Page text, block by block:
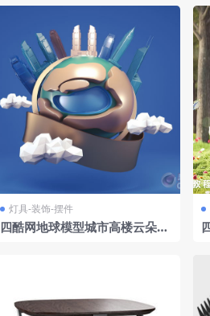
灯具-装饰-摆件
四酷网地球模型城市高楼云朵地